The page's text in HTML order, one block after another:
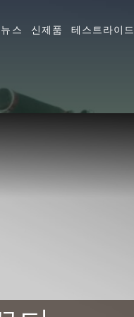
뉴스 신제품 테스트라이드